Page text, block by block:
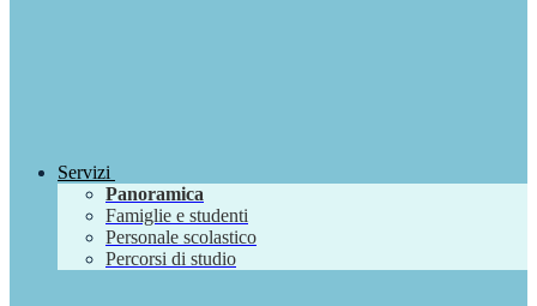
Servizi
Panoramica
Famiglie e studenti
Personale scolastico
Percorsi di studio